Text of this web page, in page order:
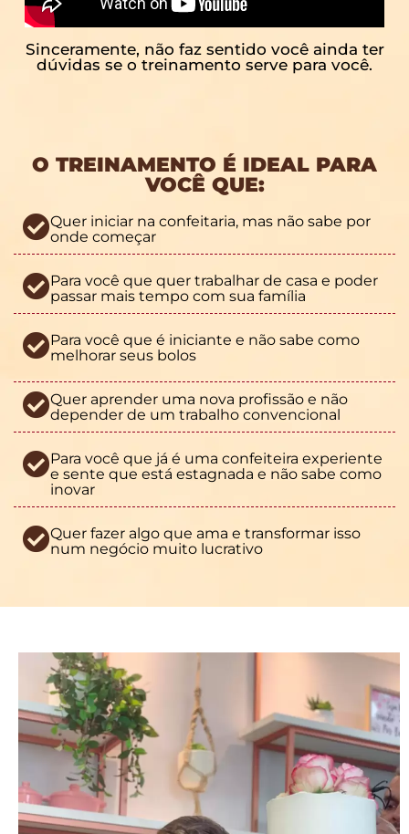
Sinceramente, não faz sentido você ainda ter
dúvidas se o treinamento serve para você.
O TREINAMENTO É IDEAL PARA
VOCÊ QUE:
Quer iniciar na confeitaria, mas não sabe por
onde começar
Para você que quer trabalhar de casa e poder
passar mais tempo com sua família
Para você que é iniciante e não sabe como
melhorar seus bolos
Quer aprender uma nova profissão e não
depender de um trabalho convencional
Para você que já é uma confeiteira experiente
e sente que está estagnada e não sabe como
inovar
Quer fazer algo que ama e transformar isso
num negócio muito lucrativo